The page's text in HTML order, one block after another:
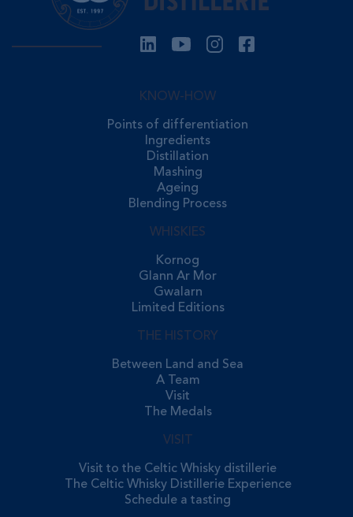
KNOW-HOW
Points of differentiation
Ingredients
Distillation
Mashing
Ageing
Blending Process
WHISKIES
Kornog
Glann Ar Mor
Gwalarn
Limited Editions
THE HISTORY
Between Land and Sea
A Team
Visit
The Medals
VISIT
Visit to the Celtic Whisky distillerie
The Celtic Whisky Distillerie Experience
Schedule a tasting